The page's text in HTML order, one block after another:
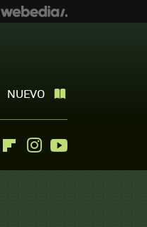
NUEVO
FacebookFlipboardInstagram